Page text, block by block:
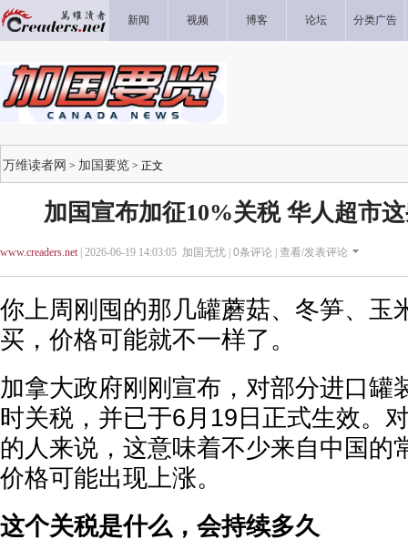
新闻 视频 博客 论坛 分类广告
万维读者网 > 加国要览 > 正文
加国宣布加征10%关税 华人超市
www.creaders.net| 2026-06-19 14:03:05 加国无忧 | 0条评论 | 查看/发表评论
你上周刚囤的那几罐蘑菇、冬笋、玉
买，价格可能就不一样了。
加拿大政府刚刚宣布，对部分进口罐
时关税，并已于6月19日正式生效。
的人来说，这意味着不少来自中国的
价格可能出现上涨。
这个关税是什么，会持续多久